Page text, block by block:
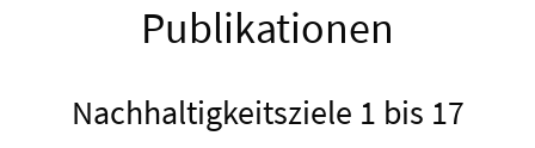
Publikationen
Nachhaltigkeitsziele 1 bis 17